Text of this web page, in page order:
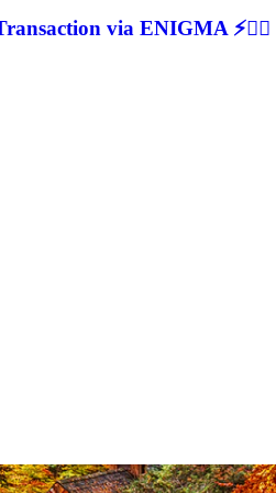
via ENIGMA ⚡🕵‍♂